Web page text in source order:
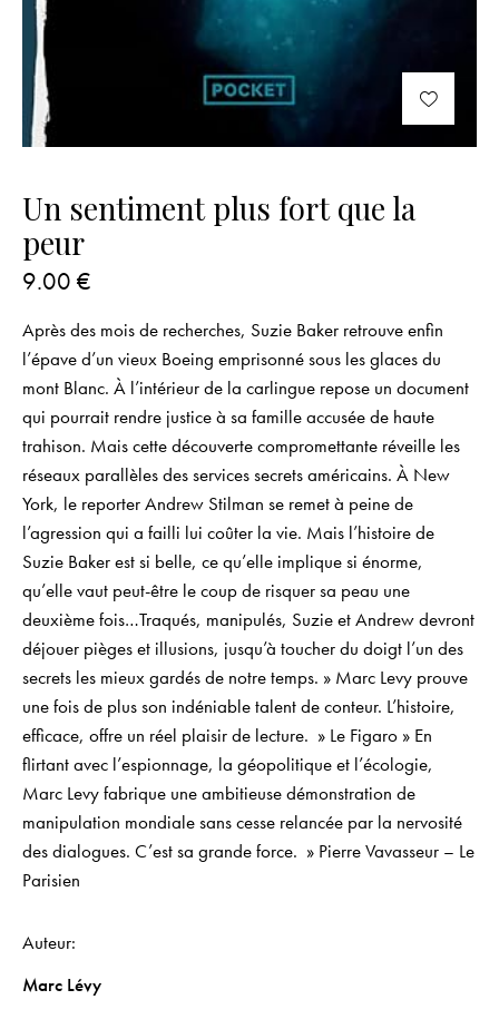
Un sentiment plus fort que la
peur
9.00 €
Après des mois de recherches, Suzie Baker retrouve enfin
l’épave d’un vieux Boeing emprisonné sous les glaces du
mont Blanc. À l’intérieur de la carlingue repose un document
qui pourrait rendre justice à sa famille accusée de haute
trahison. Mais cette découverte compromettante réveille les
réseaux parallèles des services secrets américains. À New
York, le reporter Andrew Stilman se remet à peine de
l’agression qui a failli lui coûter la vie. Mais l’histoire de
Suzie Baker est si belle, ce qu’elle implique si énorme,
qu’elle vaut peut-être le coup de risquer sa peau une
deuxième fois…Traqués, manipulés, Suzie et Andrew devront
déjouer pièges et illusions, jusqu’à toucher du doigt l’un des
secrets les mieux gardés de notre temps. » Marc Levy prouve
une fois de plus son indéniable talent de conteur. L’histoire,
efficace, offre un réel plaisir de lecture. » Le Figaro » En
flirtant avec l’espionnage, la géopolitique et l’écologie,
Marc Levy fabrique une ambitieuse démonstration de
manipulation mondiale sans cesse relancée par la nervosité
des dialogues. C’est sa grande force. » Pierre Vavasseur – Le
Parisien
Auteur
Marc Lévy